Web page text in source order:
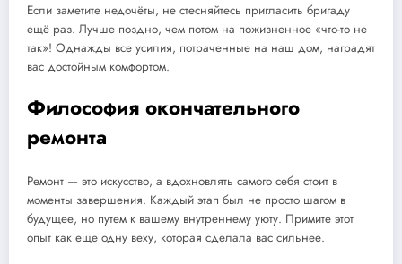
Если заметите недочёты, не стесняйтесь пригласить бригаду
ещё раз. Лучше поздно, чем потом на пожизненное «что-то не
так»! Однажды все усилия, потраченные на наш дом, наградят
вас достойным комфортом.
Философия окончательного
ремонта
Ремонт — это искусство, а вдохновлять самого себя стоит в
моменты завершения. Каждый этап был не просто шагом в
будущее, но путем к вашему внутреннему уюту. Примите этот
опыт как еще одну веху, которая сделала вас сильнее.